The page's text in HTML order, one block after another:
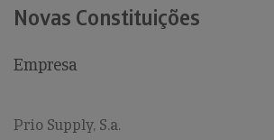
Novas Constituições
Empresa
Prio Supply, S.a.